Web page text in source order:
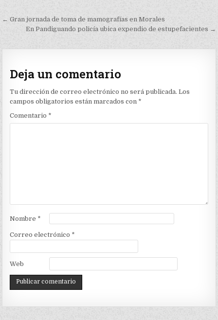
Navegación
entradas
← Gran jornada de toma de mamografías en Morales
En Pandiguando policía ubica expendio de estupefacientes →
Deja un comentario
Tu dirección de correo electrónico no será publicada. Los
campos obligatorios están marcados con *
Comentario *
Nombre *
Correo electrónico *
Web